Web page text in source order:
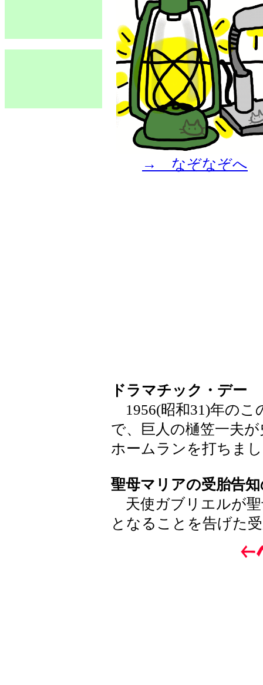
→ なぞなぞへ
ドラマチック・デー
1956(昭和31)年のこ
で、巨人の樋笠一夫
ホームランを打ちま
聖母マリアの受胎告
天使ガブリエルが聖
となることを告げた